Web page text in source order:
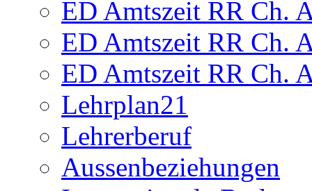
ED Amtszeit RR Ch.
ED Amtszeit RR Ch.
ED Amtszeit RR Ch.
Lehrplan21
Lehrerberuf
Aussenbeziehungen